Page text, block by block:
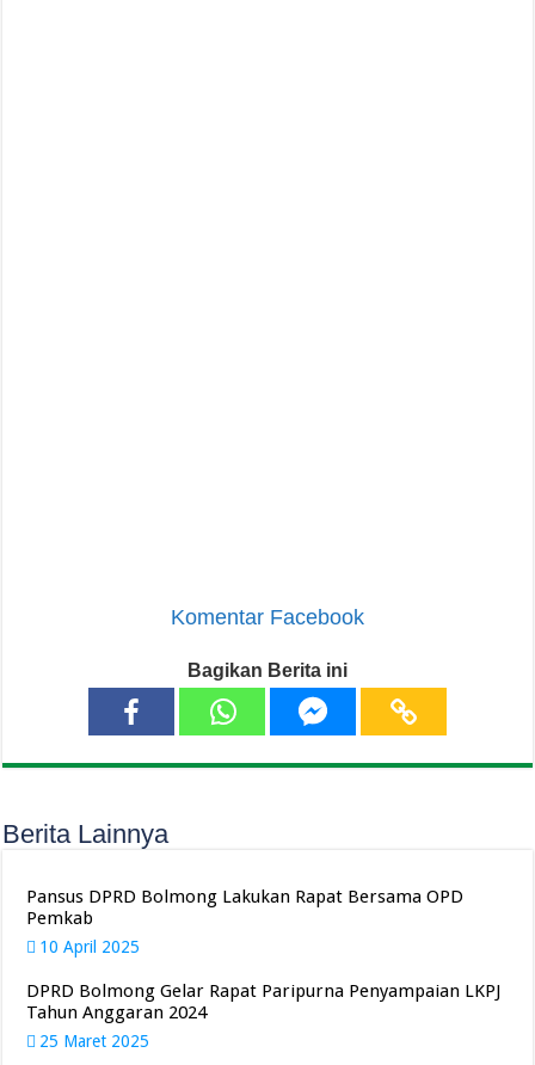
Komentar Facebook
Bagikan Berita ini
Berita Lainnya
Pansus DPRD Bolmong Lakukan Rapat Bersama OPD
Pemkab
10 April 2025
DPRD Bolmong Gelar Rapat Paripurna Penyampaian LKPJ
Tahun Anggaran 2024
25 Maret 2025